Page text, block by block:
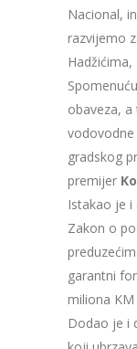
Nacional,
razvijemo
obaveza,
gradskog
premijer
Istakao je i
Zakon o
garantni
miliona
Dodao je i